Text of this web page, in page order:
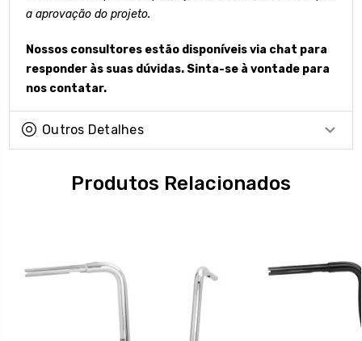
a aprovação do projeto.
Nossos consultores estão disponíveis via chat para
responder às suas dúvidas. Sinta-se à vontade para
nos contatar.
Outros Detalhes
Produtos Relacionados